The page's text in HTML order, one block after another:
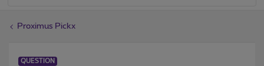
Proximus Pickx
QUESTION